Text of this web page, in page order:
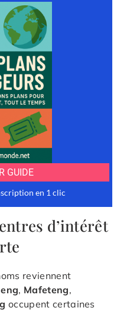
d’intérêt
reviennent
, Mafeteng,
occupent certaines